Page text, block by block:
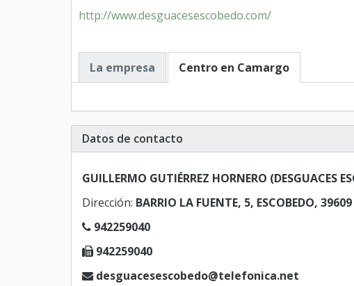
http://www.desguacesescobedo.com/
La empresa Centro en Camargo
Datos de contacto
GUILLERMO GUTIÉRREZ HORNERO (DESGUACES
Dirección: BARRIO LA FUENTE, 5, ESCOBEDO,
942259040
942259040
desguacesescobedo@telefonica.net